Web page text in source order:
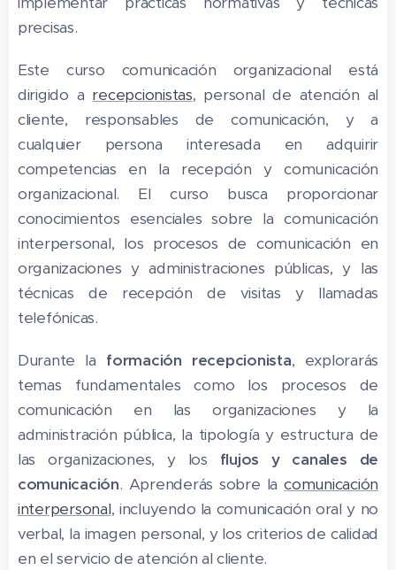
precisas.
Este curso comunicación organizacional está
dirigido a recepcionistas, personal de atención al
cliente, responsables de comunicación, y a
cualquier persona interesada en adquirir
competencias en la recepción y comunicación
organizacional. El curso busca proporcionar
conocimientos esenciales sobre la comunicación
interpersonal, los procesos de comunicación en
organizaciones y administraciones públicas, y las
técnicas de recepción de visitas y llamadas
telefónicas.
Durante la formación recepcionista, explorarás
temas fundamentales como los procesos de
comunicación en las organizaciones y la
administración pública, la tipología y estructura de
las organizaciones, y los flujos y canales de
comunicación. Aprenderás sobre lacomunicación
interpersonal, incluyendo la comunicación oral y no
verbal, la imagen personal, y los criterios de calidad
en el servicio de atención al cliente.